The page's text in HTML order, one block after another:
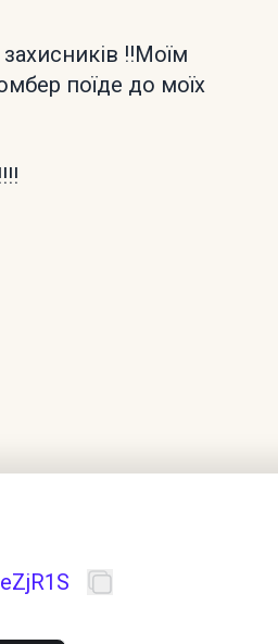
!!Моїм
поїде до моїх